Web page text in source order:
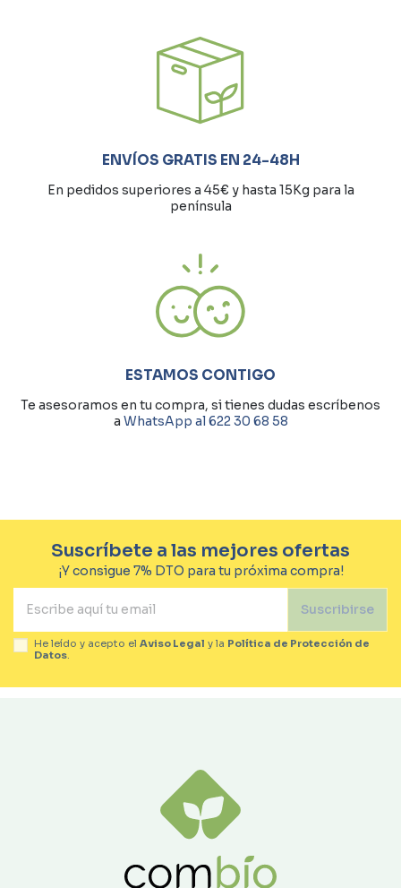
ENVÍOS GRATIS EN 24-48H
En pedidos superiores a 45€ y hasta 15Kg para la
península
ESTAMOS CONTIGO
Te asesoramos en tu compra, si tienes dudas escríbenos
a WhatsApp al 622 30 68 58
Suscríbete a las mejores ofertas
¡Y consigue 7% DTO para tu próxima compra!
Suscribirse
He leído y acepto el Aviso Legal y la Política de Protección de
Datos.